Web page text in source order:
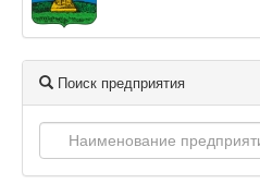
Поиск предприятия